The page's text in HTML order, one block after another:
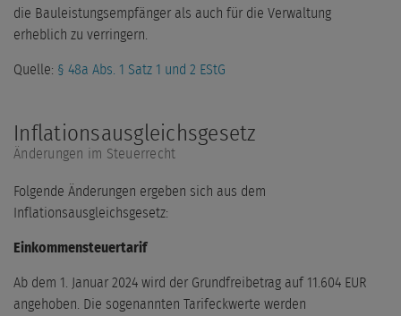
die Bauleistungsempfänger als auch für die Verwaltung
erheblich zu verringern.
Quelle: § 48a Abs. 1 Satz 1 und 2 EStG
Inflationsausgleichsgesetz
Änderungen im Steuerrecht
Folgende Änderungen ergeben sich aus dem
Inflationsausgleichsgesetz:
Einkommensteuertarif
Ab dem 1. Januar 2024 wird der Grundfreibetrag auf 11.604 EUR
angehoben. Die sogenannten Tarifeckwerte werden